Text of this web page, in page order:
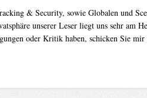
& Security, sowie Globalen und
unserer Leser liegt uns sehr am
oder Kritik haben, schicken Sie